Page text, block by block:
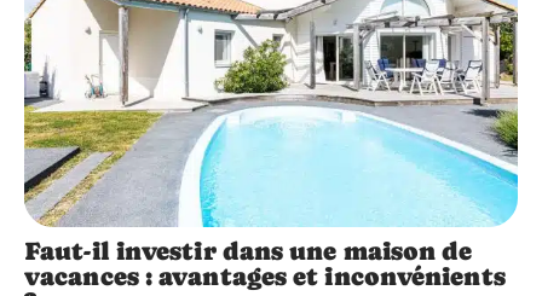
Faut-il investir dans une maison de
vacances : avantages et inconvénients